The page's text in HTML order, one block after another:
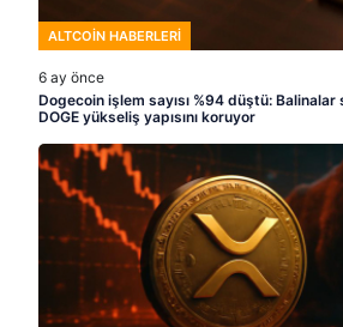
ALTCOIN HABERLERI
6 ay önce
Dogecoin işlem sayısı %94 düştü:
DOGE yükseliş yapısını koruyor